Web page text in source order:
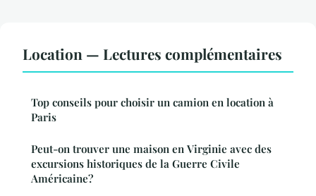
Location — Lectures complémentaires
Top conseils pour choisir un camion en location à
Paris
Peut-on trouver une maison en Virginie avec des
excursions historiques de la Guerre Civile
Américaine?